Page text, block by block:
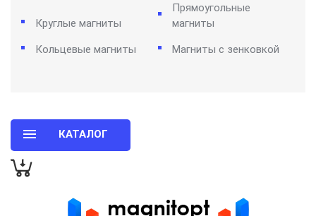
Круглые магниты
Прямоугольные
магниты
Кольцевые магниты Магниты с зенковкой
КАТАЛОГ